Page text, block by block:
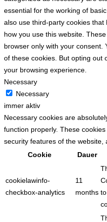
essential for the working of
also use third-party cookies
how you use this website.
browser only with your consent.
of these cookies. But opting out
your browsing experience.
Necessary
Necessary
immer aktiv
Necessary cookies are
function properly. These
security features of the website,
Cookie
Dauer
cookielawinfo-
checkbox-analytics
11
months